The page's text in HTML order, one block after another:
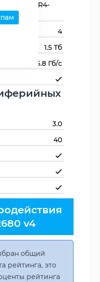
2400,DDR4-
4
1.5 Тб
76.8 Гб/с
3.0
40
v4
общий
рейтинга, это
рейтинга